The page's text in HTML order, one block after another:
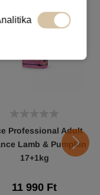
Professional Adult
Lamb & Pumpkin
17+1kg
11 990 Ft